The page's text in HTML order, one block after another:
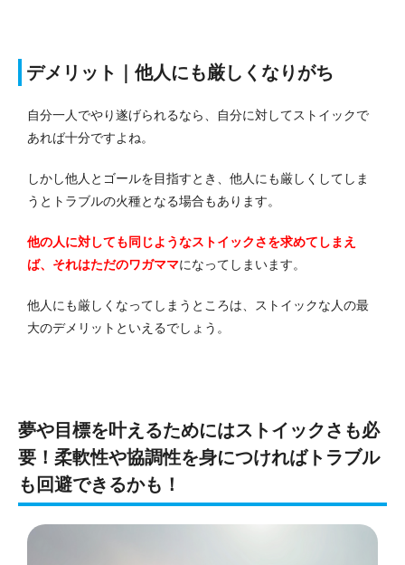
デメリット｜他人にも厳しくなりがち
自分一人でやり遂げられるなら、自分に対してストイックで
あれば十分ですよね。
しかし他人とゴールを目指すとき、他人にも厳しくしてしま
うとトラブルの火種となる場合もあります。
他の人に対しても同じようなストイックさを求めてしまえ
ば、それはただのワガママになってしまいます。
他人にも厳しくなってしまうところは、ストイックな人の最
大のデメリットといえるでしょう。
夢や目標を叶えるためにはストイックさも必
要！柔軟性や協調性を身につければトラブル
も回避できるかも！